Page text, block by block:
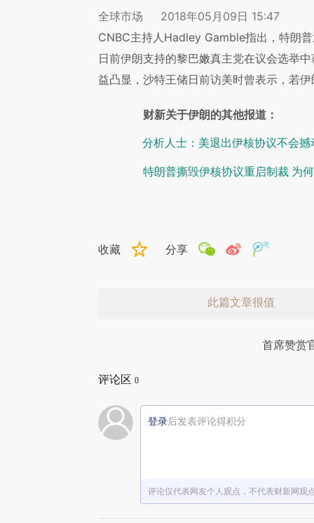
全球市场
2018年05月09日 15:47
CNBC主持人Hadley Gamble指出，特朗
日前伊朗支持的黎巴嫩真主党在议会选举
益凸显，沙特王储日前访美时曾表示，若
财新关于伊朗的其他报道：
分析人士：美退出伊核协议不会撼
特朗普撕毁伊核协议重启制裁 为
收藏 分享
此篇文章很值
首席赞赏
评论区 0
登录后发表评论得积分
评论仅代表网友个人观点，不代表财新网观